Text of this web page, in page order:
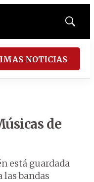
Mostrar
NOTICIAS
de
está guardada
las bandas